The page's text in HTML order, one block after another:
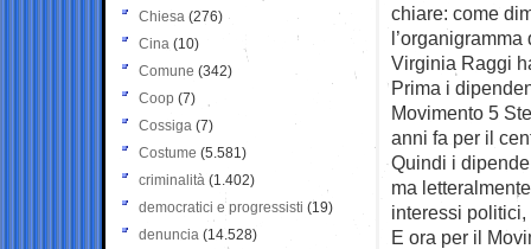
chiare: come
Virginia Raggi
Prima i
Movimento 5
anni fa per il
Quindi i
ma
interessi
E ora per il
Chiesa (276)
Cina (10)
Comune (342)
Coop (7)
Cossiga (7)
Costume (5.581)
criminalità (1.402)
democratici e progressisti (19)
denuncia (14.528)